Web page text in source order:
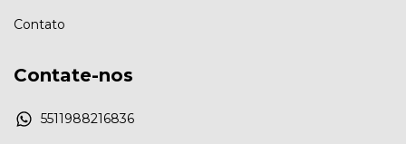
Contato
Contate-nos
5511988216836